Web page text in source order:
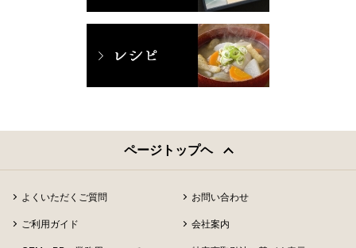
ページトップヘ
よくいただくご質問 お問い合わせ
ご利用ガイド 会社案内